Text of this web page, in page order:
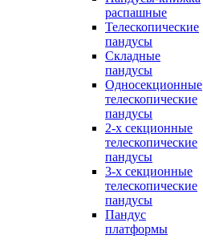
распашные
Телескопические
пандусы
Складные
пандусы
Односекционные
телескопические
пандусы
2-х секционные
телескопические
пандусы
3-х секционные
телескопические
пандусы
Пандус
платформы